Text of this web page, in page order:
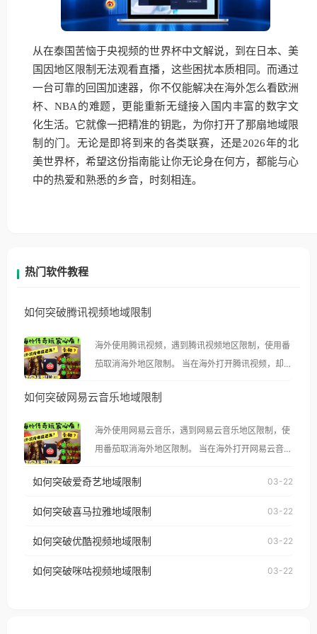
从在泰国苦恼于央视频的世界杯中文解说，到在日本、美
国因地区限制无法观看直播，这些困扰本质相同。而通过
一台可靠的回国加速器，你不仅能解决在海外怎么看欧洲
杯、NBA的难题，更能重新无缝接入国内丰富的数字文
化生活。它就像一把精准的钥匙，为你打开了那扇地域限
制的门。无论是即将到来的各类联赛，还是2026年的北
美世界杯，希望这份指南能让你无论身在何方，都能与心
中的热爱和熟悉的乡音，时刻相连。
热门软件教程
如何突破腾讯视频地域限制
海外使用腾讯视频，遇到腾讯视频地区限制，使用番
茄取消海外地区限制。 当在海外打开腾讯视频，却突
示语。 海外用户如香港、澳门、台湾、美国、加拿
像其他音乐平台一样，出现地区及版权限制问题，且
仅能在中国大陆地区播放。 遇到这个问题的朋友们，
使用番茄回国加速器，即可解决「海外用户收听腾讯
台湾、美国、加拿大、澳大利亚、欧洲等国家和地区
权限制所困扰。
如何突破网易云音乐地域限制
海外使用网易云音乐，遇到网易云音乐地区限制，使
用番茄取消海外地区限制。 当在海外打开网易云音
播放”的提示语。 海外用户如香港、澳门、台湾、美
国、加拿大、澳大利亚、欧洲等国家和地区时，网易
制问题，且仅能在中国大陆地区播放。 遇到这个问题
户收听网易云音乐地区版权限制」的问题，无论人在
如何突破爱奇艺地域限制 03-22
如何突破喜马拉雅地域限制 03-22
如何突破优酷视频地域限制 03-22
如何突破咪咕视频地域限制 03-22